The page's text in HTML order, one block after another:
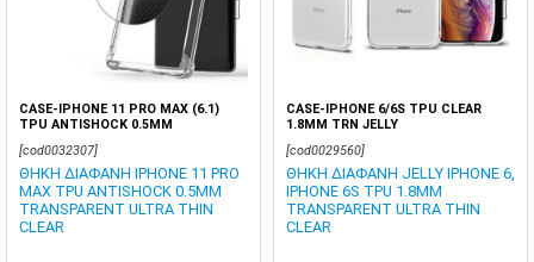
CASE-IPHONE 11 PRO MAX (6.1)
TPU ANTISHOCK 0.5MM
[cod0032307]
ΘΗΚΗ ΔΙΑΦΑΝΗ IPHONE 11 PRO
MAX TPU ANTISHOCK 0.5MM
TRANSPARENT ULTRA THIN
CLEAR
CASE-IPHONE 6/6S TPU CLEAR
1.8MM TRN JELLY
[cod0029560]
ΘΗΚΗ ΔΙΑΦΑΝΗ JELLY IPHONE 6,
IPHONE 6S TPU 1.8MM
TRANSPARENT ULTRA THIN
CLEAR